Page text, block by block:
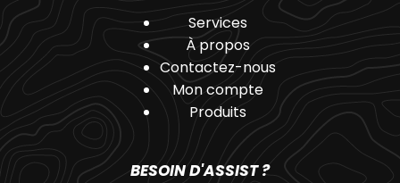
Services
À propos
Contactez-nous
Mon compte
Produits
BESOIN D'ASSIST ?